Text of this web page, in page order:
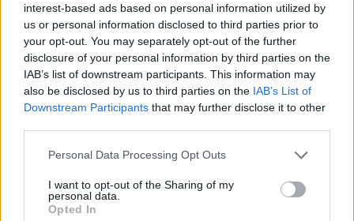
interest-based ads based on personal information utilized by
us or personal information disclosed to third parties prior to
your opt-out. You may separately opt-out of the further
disclosure of your personal information by third parties on the
IAB’s list of downstream participants. This information may
also be disclosed by us to third parties on the IAB’s List of
Downstream Participants that may further disclose it to other
Personal Data Processing Opt Outs
I want to opt-out of the Sharing of my
personal data.
Opted In
ora 12.00
*”A sunat Lia”… și Dominic Fritz a fost
executat ca-n Belarus, pentru nimic! Marii hoți
de la PSD stau liniștiți
din PNL: brusc, scoate de la sertar un dosar al
lui Ciprian Ciucu, ”mâna dreaptă” a lui Bolojan!
Primarul Capitalei – pus sub acuzare pentru